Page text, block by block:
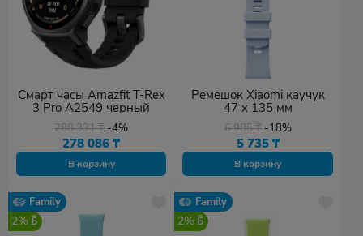
Смарт часы Amazfit T-Rex
3 Pro A2549 черный
288 331₸ -4%
278 086₸
В корзину
Ремешок Xiaomi каучук
47 x 135 мм
6 985₸ -18%
5 735 ₸
В корзину
Family
2%
Family
2%